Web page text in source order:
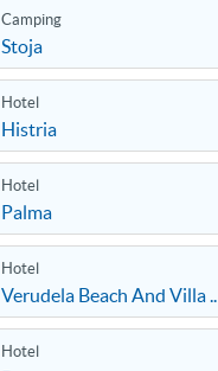
Camping
Stoja
Hotel
Histria
Hotel
Palma
Hotel
Verudela Beach And Villa ..
Hotel